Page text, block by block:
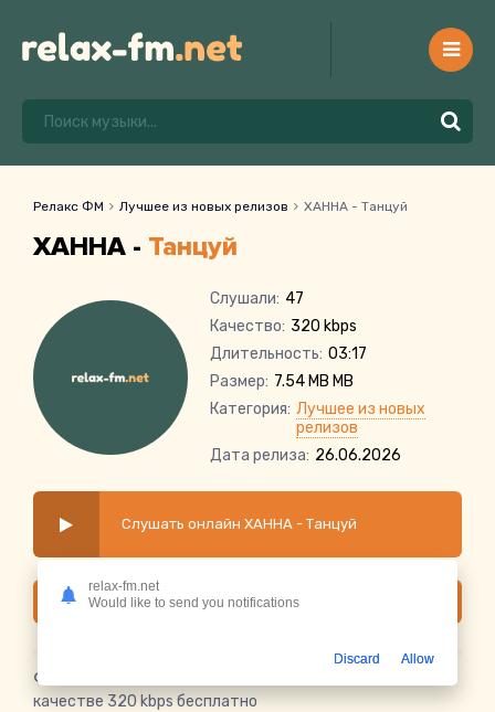
Релакс ФМ Лучшее из новых релизов ХАННА - Танцуй
ХАННА - Танцуй
Слушали: 47
Качество: 320 kbps
Длительность: 03:17
Размер: 7.54 MB MB
Категория: Лучшее из новых
релизов
Дата релиза: 26.06.2026
Слушать онлайн ХАННА - Танцуй
Скачать
Скачать песню ХАННА - Танцуй
качестве 320 kbps бесплатно
relax-fm.net
Would like to send you notifications
Discard Allow